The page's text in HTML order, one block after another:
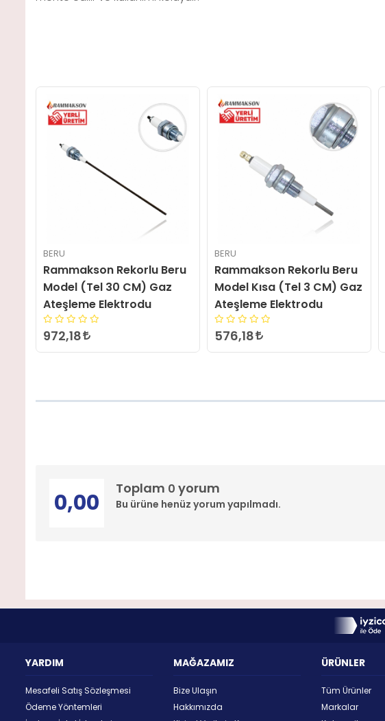
BERU
Rammakson Rekorlu Beru
Model Kısa (Tel 3 CM) Gaz
Ateşleme Elektrodu
576,18
BERU
RAMMAKSON Rekorlu Beru
Model Tel 100 CM Gaz
Ateşleme Elektrotu
1.548,36
Toplam 0 yorum
Bu ürüne henüz yorum yapılmadı.
0,00
YARDIM
Mesafeli Satış Sözleşmesi
Ödeme Yöntemleri
MAĞAZAMIZ
Bize Ulaşın
Hakkımızda
ÜRÜNLER
Tüm Ürünler
Markalar